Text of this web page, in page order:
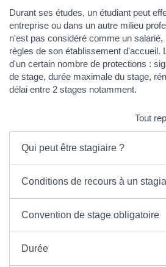
Durant ses études, un étudiant peut
entreprise ou dans un autre milieu
n'est pas considéré comme un
règles de son établissement d'accueil.
d'un certain nombre de protections :
de stage, durée maximale du stage,
délai entre 2 stages notamment.
Tout
Qui peut être stagiaire ?
Conditions de recours à un
Convention de stage obligatoire
Durée